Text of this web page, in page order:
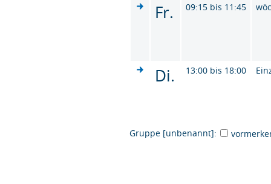
Fr. 09:15 bis 11:45
Di. 13:00 bis 18:00
Gruppe [unbenannt]: